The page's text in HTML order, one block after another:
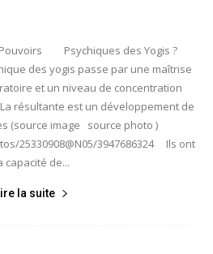
Pouvoirs Psychiques des Yogis ?
des yogis passe par une maîtrise
et un niveau de concentration
résultante est un développement de
(source image source photo )
25330908@N05/3947686324 Ils ont
capacité de...
la suite